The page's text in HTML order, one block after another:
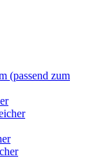
(passend zum